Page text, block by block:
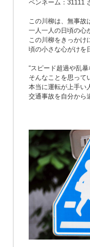
ペンネーム：
この川柳は、無事故
一人一人の日頃の心
この川柳をきっかけ
頃の小さな心がけを
“スピード超過や乱
そんなことを思って
本当に運転が上手い
交通事故を自分から